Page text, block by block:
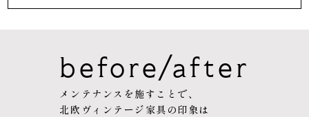
before/after
メンテナンスを施すことで、
北欧ヴィンテージ家具の印象は